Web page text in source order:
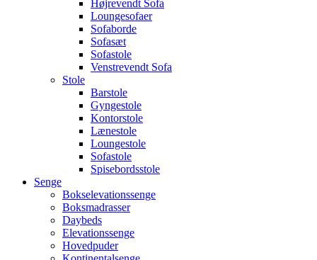
Højrevendt Sofa
Loungesofaer
Sofaborde
Sofasæt
Sofastole
Venstrevendt Sofa
Stole
Barstole
Gyngestole
Kontorstole
Lænestole
Loungestole
Sofastole
Spisebordsstole
Senge
Bokselevationssenge
Boksmadrasser
Daybeds
Elevationssenge
Hovedpuder